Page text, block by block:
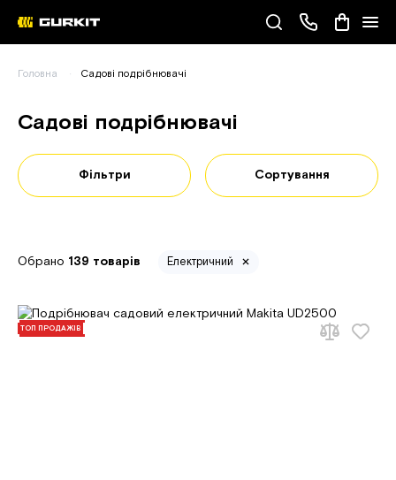
(093) 343-55-55
Головна Садові подрібнювачі
Садові подрібнювачі
Фільтри Сортування
Обрано 139 товарів Електричний
ТОП ПРОДАЖІВ